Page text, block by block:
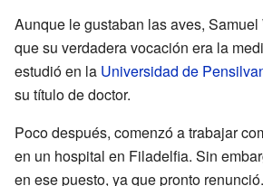
Aunque le gustaban las aves,
que su verdadera vocación era la
estudió en la Universidad de
su título de doctor.
Poco después, comenzó a trabajar
en un hospital en Filadelfia. Sin
en ese puesto, ya que pronto renunció.